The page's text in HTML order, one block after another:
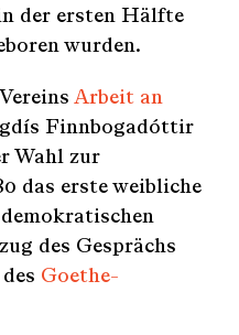
der ersten Hälfte
wurden.
Arbeit an
Finnbogadóttir
Wahl zur
das erste weibliche
des Gesprächs
Goethe-